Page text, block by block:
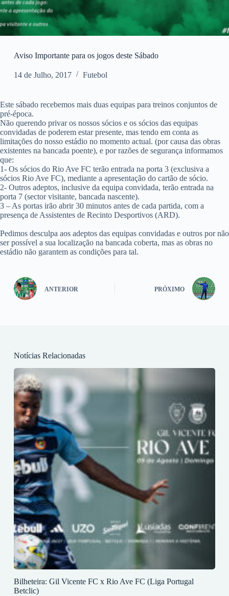
Aviso Importante para os jogos deste Sábado
14 de Julho, 2017 Futebol
Este sábado recebemos mais duas equipas para treinos conjuntos de
pré-época.
Não querendo privar os nossos sócios e os sócios das equipas
convidadas de poderem estar presente, mas tendo em conta as
limitações do nosso estádio no momento actual. (por causa das obras
existentes na bancada poente), e por razões de segurança informamos
que:
1- Os sócios do Rio Ave FC terão entrada na porta 3 (exclusiva a
sócios Rio Ave FC), mediante a apresentação do cartão de sócio.
2- Outros adeptos, inclusive da equipa convidada, terão entrada na
porta 7 (sector visitante, bancada nascente).
3 – As portas irão abrir 30 minutos antes de cada partida, com a
presença de Assistentes de Recinto Desportivos (ARD).
Pedimos desculpa aos adeptos das equipas convidadas e outros por não
ser possível a sua localização na bancada coberta, mas as obras no
estádio não garantem as condições para tal.
ANTERIOR PRÓXIMO
Notícias Relacionadas
Bilheteira: Gil Vicente FC x Rio Ave FC (Liga Portugal
Betclic)